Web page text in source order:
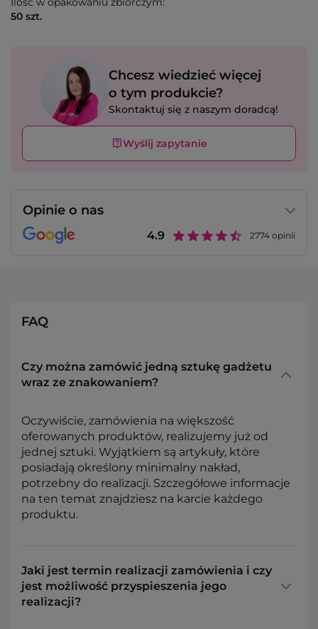
50 szt.
Chcesz wiedzieć więcej
o tym produkcie?
Skontaktuj się z naszym doradcą!
Wyślij zapytanie
Opinie o nas
4.9 2774 opinii
FAQ
Czy można zamówić jedną sztukę gadżetu
wraz ze znakowaniem?
Oczywiście, zamówienia na większość
oferowanych produktów, realizujemy już od
jednej sztuki. Wyjątkiem są artykuły, które
posiadają określony minimalny nakład,
potrzebny do realizacji. Szczegółowe informacje
na ten temat znajdziesz na karcie każdego
produktu.
Jaki jest termin realizacji zamówienia i czy
jest możliwość przyspieszenia jego
realizacji?